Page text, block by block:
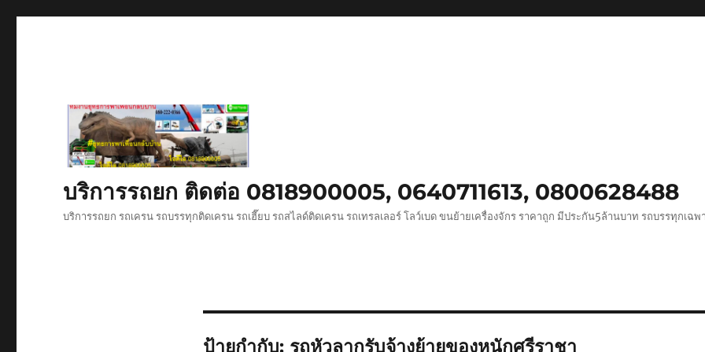
บริการรถยก ติดต่อ 0818900005, 0640711613, 0800628488
บริการรถยก รถเครน รถบรรทุกติดเครน รถเฮี๊ยบ รถสไลด์ติดเครน รถเทรลเลอร์ โลว์เบด ขนย้ายเครื่องจักร ราคาถูก มีประกัน5ล้านบาท รถบรรทุกเฉพ
ป้ายกำกับ: รถหัวลากรับจ้างย้ายของหนักศรีราชา